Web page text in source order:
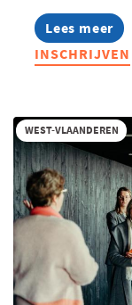
Lees meer
about
Lerend
Netwerk
INSCHRIJVEN
WEST-VLAANDEREN